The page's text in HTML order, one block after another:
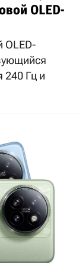
OLED-
OLED-
240 Гц и